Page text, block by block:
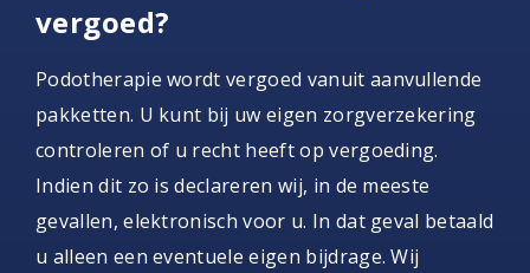
vergoed?
Podotherapie wordt vergoed vanuit aanvullende
pakketten. U kunt bij uw eigen zorgverzekering
controleren of u recht heeft op vergoeding.
Indien dit zo is declareren wij, in de meeste
gevallen, elektronisch voor u. In dat geval betaald
u alleen een eventuele eigen bijdrage. Wij